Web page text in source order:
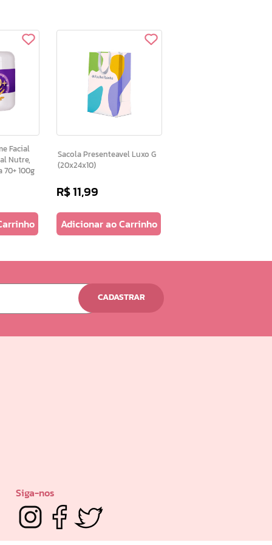
Nutre,
70+ 100g
Sacola Presenteavel Luxo G
(20x24x10)
R$11,99
Adicionar ao Carrinho
CADASTRAR
Siga-nos